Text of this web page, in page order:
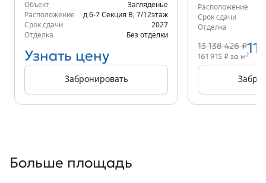
Объект
Загляденье
Расположение
д.6-7 Секция В 7/12этаж
Срок сдачи
2027
Отделка
Без отделки
Узнать цену
Забронировать
Расположение
Срок сдачи
Отделка
13 138 426 ₽
161 915 ₽ за м2
Больше площадь